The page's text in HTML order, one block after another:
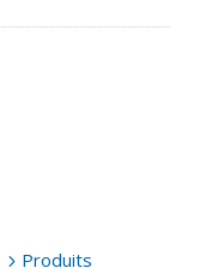
5 Produits